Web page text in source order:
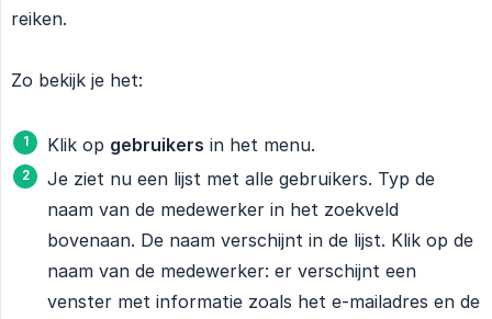
reiken.
Zo bekijk je het:
Klik op gebruikers in het menu.
Je ziet nu een lijst met alle gebruikers. Typ de
naam van de medewerker in het zoekveld
bovenaan. De naam verschijnt in de lijst. Klik op de
naam van de medewerker: er verschijnt een
venster met informatie zoals het e-mailadres en de